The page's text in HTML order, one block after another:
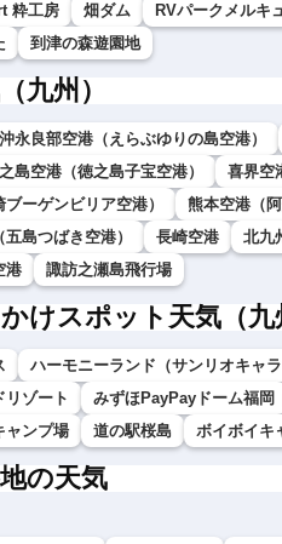
粋工房
畑ダム RVパークメルキ
到津の森遊園地
九州）
沖永良部空港（えらぶゆりの島空港）
島空港（徳之島子宝空港） 喜界空
ーゲンビリア空港）
熊本空港（
島つばき空港）
長崎空港 北九
港
諏訪之瀬島飛行場
けスポット天気（九
ハーモニーランド（サンリオキャラ
リゾート
みずほPayPayドーム福岡
ャンプ場
道の駅桜島 ボイボイキ
の天気